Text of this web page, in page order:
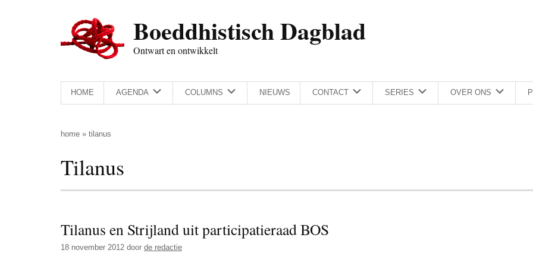
Boeddhistisch Dagblad
Ontwart en ontwikkelt
HOME AGENDA COLUMNS NIEUWS CONTACT SERIES OVER ONS
home » tilanus
Tilanus
Tilanus en Strijland uit participatieraad BOS
18 november 2012 door de redactie